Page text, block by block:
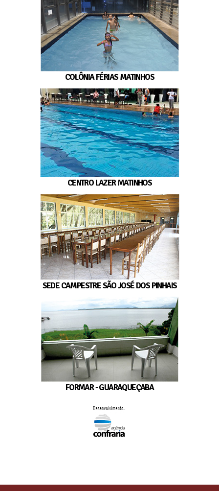
COLÔNIA FÉRIAS MATINHOS
CENTRO LAZER MATINHOS
SEDE CAMPESTRE SÃO JOSÉ DOS PINHAIS
FORMAR - GUARAQUEÇABA